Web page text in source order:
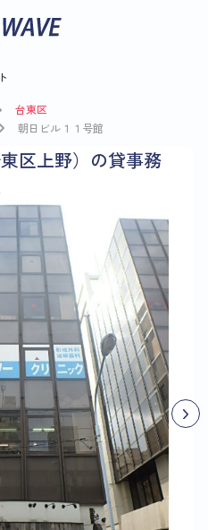
台東区
朝日ビル１１号館
区上野）の貸事務